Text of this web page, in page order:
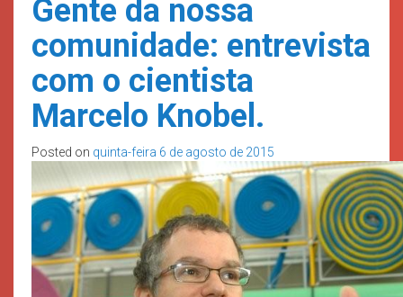
Gente da nossa
comunidade: entrevista
com o cientista
Marcelo Knobel.
Posted on quinta-feira 6 de agosto de 2015